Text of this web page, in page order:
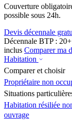
Couverture
possible sous 24h.
Devis décennale
Décennale BTP :
inclus Comparer ma
Habitation
Comparer et choisir
Propriétaire non
Situations
Habitation résiliée
ouvrage